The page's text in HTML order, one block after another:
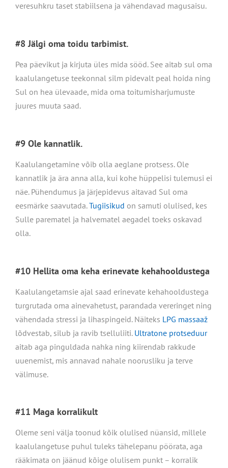
veresuhkru taset stabiilsena ja vähendavad magusaisu.
#8 Jälgi oma toidu tarbimist.
Pea päevikut ja kirjuta üles mida sööd. See aitab sul oma
kaalulangetuse teekonnal silm pidevalt peal hoida ning
Sul on hea ülevaade, mida oma toitumisharjumuste
juures muuta saad.
#9 Ole kannatlik.
Kaalulangetamine võib olla aeglane protsess. Ole
kannatlik ja ära anna alla, kui kohe hüppelisi tulemusi ei
näe. Pühendumus ja järjepidevus aitavad Sul oma
eesmärke saavutada.Tugiisikud on samuti olulised, kes
Sulle parematel ja halvematel aegadel toeks oskavad
olla.
#10 Hellita oma keha erinevate kehahooldustega
Kaalulangetamsie ajal saad erinevate kehahooldustega
turgrutada oma ainevahetust, parandada vereringet ning
vähendada stressi ja lihaspingeid. Näiteks LPG massaaž
lõdvestab, silub ja ravib tselluliiti. Ultratone protseduur
aitab aga pinguldada nahka ning kiirendab rakkude
uuenemist, mis annavad nahale noorusliku ja terve
välimuse.
#11 Maga korralikult
Oleme seni välja toonud kõik olulised nüansid, millele
kaalulangetuse puhul tuleks tähelepanu pöörata, aga
rääkimata on jäänud kõige olulisem punkt – korralik